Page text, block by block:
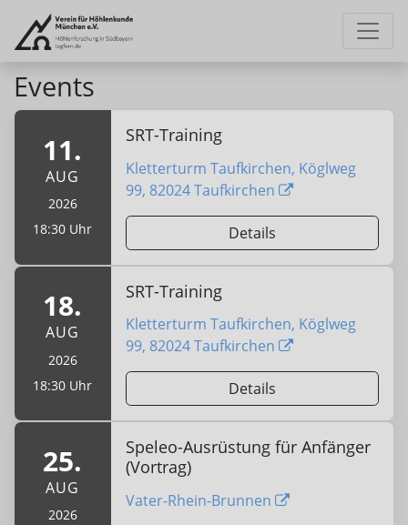
Events
11.
AUG
2026
18:30 Uhr
SRT-Training
Kletterturm Taufkirchen, Köglweg
99, 82024 Taufkirchen
Details
18.
AUG
2026
18:30 Uhr
SRT-Training
Kletterturm Taufkirchen, Köglweg
99, 82024 Taufkirchen
Details
25.
AUG
2026
Speleo-Ausrüstung für Anfänger
(Vortrag)
Vater-Rhein-Brunnen